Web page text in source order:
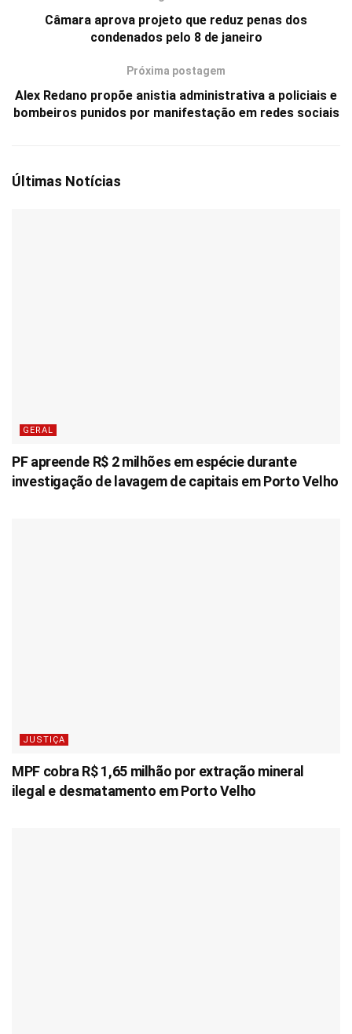
Câmara aprova projeto que reduz penas dos
condenados pelo 8 de janeiro
Próxima postagem
Alex Redano propõe anistia administrativa a policiais e
bombeiros punidos por manifestação em redes sociais
Últimas Notícias
GERAL
PF apreende R$ 2 milhões em espécie durante
investigação de lavagem de capitais em Porto Velho
JUSTIÇA
MPF cobra R$ 1,65 milhão por extração mineral
ilegal e desmatamento em Porto Velho